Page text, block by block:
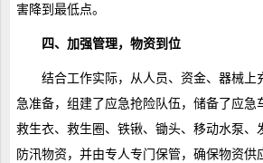
害降到最低点。
四、加强管理，物资到位
结合工作实际，从人员、资金、器械上
急准备，组建了应急抢险队伍，储备了应急
救生衣、救生圈、铁锹、锄头、移动水泵、
防汛物资，并由专人专门保管，确保物资供